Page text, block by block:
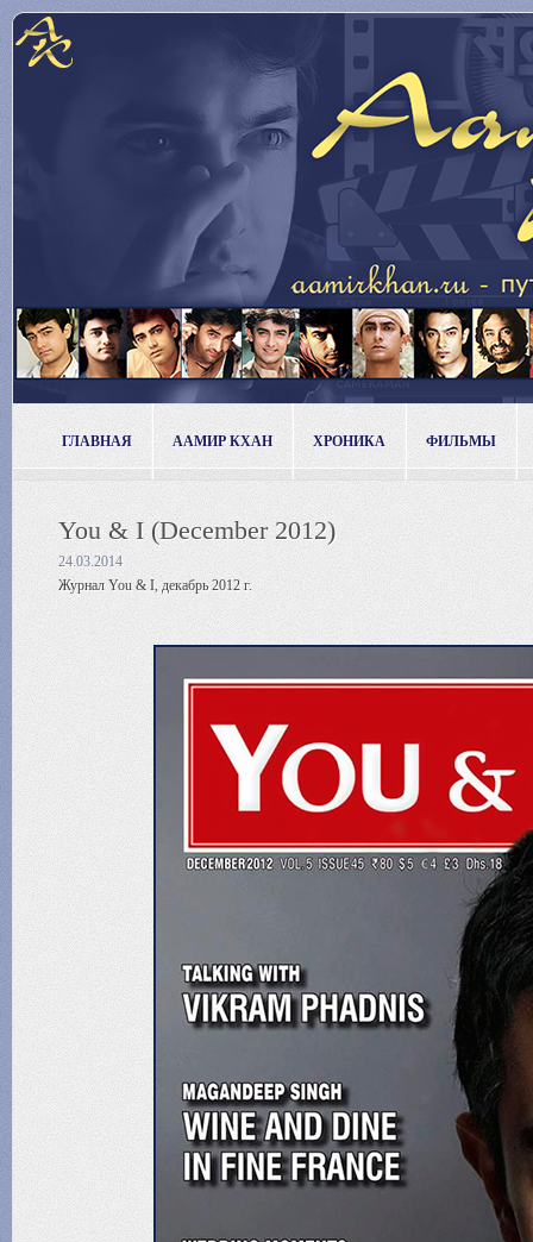
ГЛАВНАЯ ААМИР КХАН ХРОНИКА ФИЛЬМЫ
You & I (December 2012)
24.03.2014
Журнал You & I, декабрь 2012 г.